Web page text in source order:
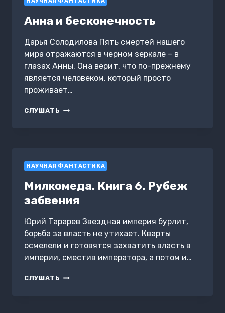
Анна и бесконечность
Дарья Солодилова Пять смертей нашего
мира отражаются в черном зеркале – в
глазах Анны. Она верит, что по-прежнему
является человеком, который просто
проживает…
СЛУШАТЬ АННА
НАУЧНАЯ ФАНТАСТИКА
Милкомеда. Книга 6. Рубеж
забвения
Юрий Тарарев Звездная империя бурлит,
борьба за власть не утихает. Кварты
осмелели и готовятся захватить власть в
империи, сместив императора, а потом и…
СЛУШАТЬ МИЛКОМЕДА.